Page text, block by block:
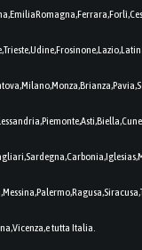
tutta Italia.